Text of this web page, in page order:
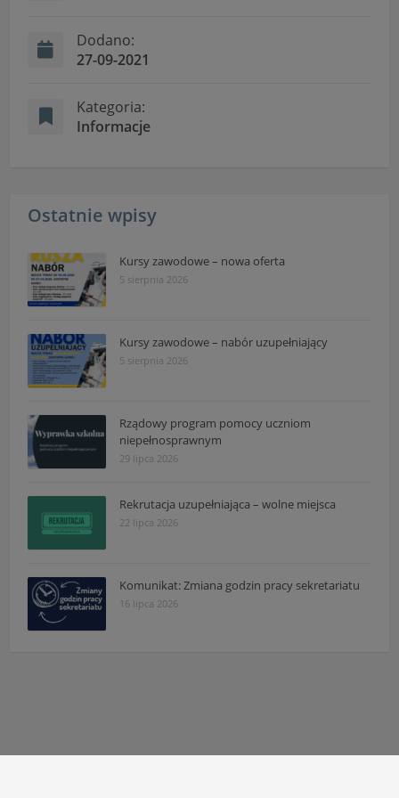
Dodano:
27-09-2021
Kategoria:
Informacje
Ostatnie wpisy
Kursy zawodowe – nowa oferta
5 sierpnia 2026
Kursy zawodowe – nabór uzupełniający
5 sierpnia 2026
Rządowy program pomocy uczniom
niepełnosprawnym
29 lipca 2026
Rekrutacja uzupełniająca – wolne miejsca
22 lipca 2026
Komunikat: Zmiana godzin pracy sekretariatu
16 lipca 2026